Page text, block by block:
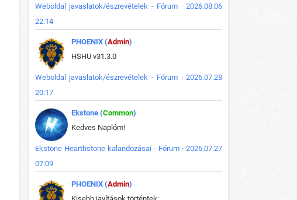
Weboldal javaslatok/észrevételek - Fórum · 2026.08.06
22:14
PHOENIX (Admin)
HSHU v31.3.0
Weboldal javaslatok/észrevételek - Fórum · 2026.07.28
20:17
Ekstone (Common)
Kedves Naplóm!
Ekstone Hearthstone kalandozásai - Fórum · 2026.07.27
07:09
PHOENIX (Admin)